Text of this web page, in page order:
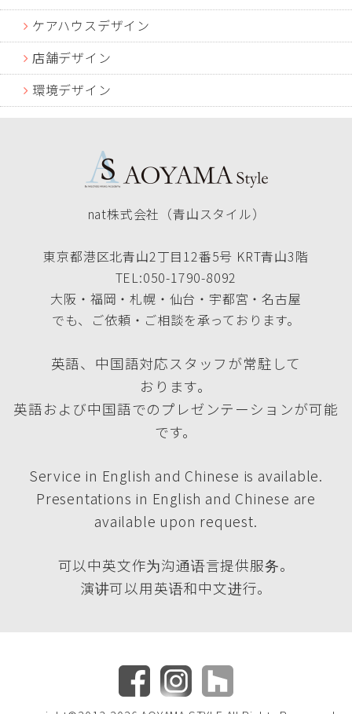
ケアハウスデザイン
店舗デザイン
環境デザイン
nat株式会社（青山スタイル）
東京都港区北青山2丁目12番5号 KRT青山3階
TEL:050-1790-8092
大阪・福岡・札幌・仙台・宇都宮・名古屋
でも、ご依頼・ご相談を承っております。
英語、中国語対応スタッフが常駐して
おります。
英語および中国語でのプレゼンテーションが可能
です。
Service in English and Chinese is available.
Presentations in English and Chinese are
available upon request.
可以中英文作为沟通语言提供服务。
演讲可以用英语和中文进行。